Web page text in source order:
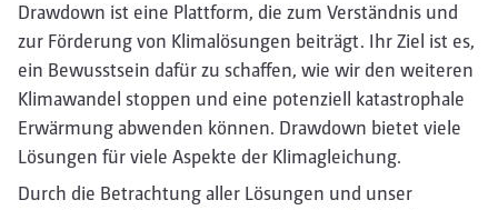
Drawdown ist eine Plattform, die zum Verständnis und
zur Förderung von Klimalösungen beiträgt. Ihr Ziel ist es,
ein Bewusstsein dafür zu schaffen, wie wir den weiteren
Klimawandel stoppen und eine potenziell katastrophale
Erwärmung abwenden können. Drawdown bietet viele
Lösungen für viele Aspekte der Klimagleichung.
Durch die Betrachtung aller Lösungen und unser